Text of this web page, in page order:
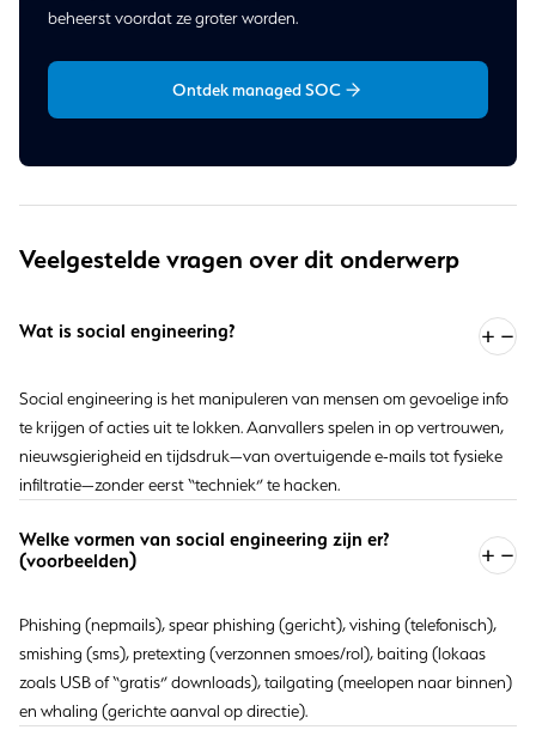
beheerst voordat ze groter worden.
Ontdek managed SOC
Veelgestelde vragen over dit onderwerp
Wat is social engineering?
Social engineering is het manipuleren van mensen om gevoelige info
te krijgen of acties uit te lokken. Aanvallers spelen in op vertrouwen,
nieuwsgierigheid en tijdsdruk—van overtuigende e-mails tot fysieke
infiltratie—zonder eerst “techniek” te hacken.
Welke vormen van social engineering zijn er?
(voorbeelden)
Phishing (nepmails), spear phishing (gericht), vishing (telefonisch),
smishing (sms), pretexting (verzonnen smoes/rol), baiting (lokaas
zoals USB of “gratis” downloads), tailgating (meelopen naar binnen)
en whaling (gerichte aanval op directie).